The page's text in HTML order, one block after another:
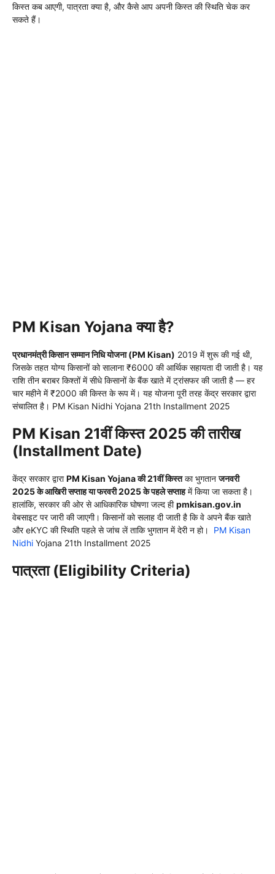
किस्त कब आएगी, पात्रता क्या है, और कैसे आप अपनी किस्त की स्थिति चेक कर
सकते हैं।
PM Kisan Yojana क्या है?
प्रधानमंत्री किसान सम्मान निधि योजना (PM Kisan) 2019 में शुरू की गई थी,
जिसके तहत योग्य किसानों को सालाना ₹6000 की आर्थिक सहायता दी जाती है। यह
राशि तीन बराबर किश्तों में सीधे किसानों के बैंक खाते में ट्रांसफर की जाती है — हर
चार महीने में ₹2000 की किस्त के रूप में। यह योजना पूरी तरह केंद्र सरकार द्वारा
संचालित है। PM Kisan Nidhi Yojana 21th Installment 2025
PM Kisan 21वीं किस्त 2025 की तारीख
(Installment Date)
केंद्र सरकार द्वारा PM Kisan Yojana की 21वीं किस्तका भुगतानजनवरी
2025 के आखिरी सप्ताह या फरवरी 2025 के पहले सप्ताहमें किया जा सकता है।
हालांकि, सरकार की ओर से आधिकारिक घोषणा जल्द हीpmkisan.gov.in
वेबसाइट पर जारी की जाएगी। किसानों को सलाह दी जाती है कि वे अपने बैंक खाते
और eKYC की स्थिति पहले से जांच लें ताकि भुगतान में देरी न हो।
PM Kisan
Nidhi Yojana 21th Installment 2025
पात्रता (Eligibility Criteria)